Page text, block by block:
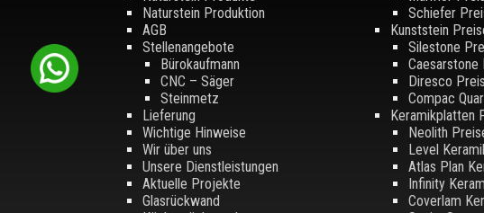
Naturstein Produktion
AGB
Stellenangebote
Bürokaufmann
CNC – Säger
Steinmetz
Lieferung
Wichtige Hinweise
Wir über uns
Unsere Dienstleistungen
Aktuelle Projekte
Glasrückwand
Schiefer
Kunststein
Silestone
Caesarstone
Diresco
Compac
Keramikplatten
Neolith
Level
Atlas Plan
Infinity
Coverlam